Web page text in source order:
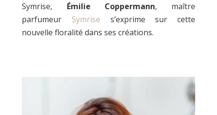
Symrise, Émilie Coppermann, maître
parfumeur Symrise s’exprime sur cette
nouvelle floralité dans ses créations.